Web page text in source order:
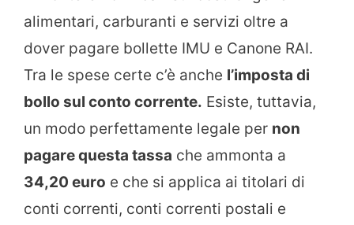
alimentari, carburanti e servizi oltre a
dover pagare bollette IMU e Canone RAI.
Tra le spese certe c’è anche l’imposta di
bollo sul conto corrente. Esiste, tuttavia,
un modo perfettamente legale per non
pagare questa tassa che ammonta a
34,20 euro e che si applica ai titolari di
conti correnti, conti correnti postali e